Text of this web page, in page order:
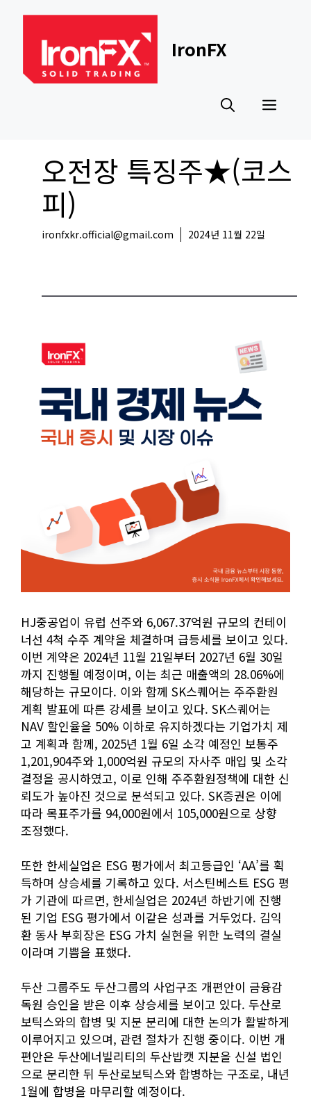
content
IronFX
오전장 특징주★(코스
피)
ironfxkr.official@gmail.com 2024년 11월 22일
HJ중공업이 유럽 선주와 6,067.37억원 규모의 컨테이
너선 4척 수주 계약을 체결하며 급등세를 보이고 있다.
이번 계약은 2024년 11월 21일부터 2027년 6월 30일
까지 진행될 예정이며, 이는 최근 매출액의 28.06%에
해당하는 규모이다. 이와 함께 SK스퀘어는 주주환원
계획 발표에 따른 강세를 보이고 있다. SK스퀘어는
NAV 할인율을 50% 이하로 유지하겠다는 기업가치 제
고 계획과 함께, 2025년 1월 6일 소각 예정인 보통주
1,201,904주와 1,000억원 규모의 자사주 매입 및 소각
결정을 공시하였고, 이로 인해 주주환원정책에 대한 신
뢰도가 높아진 것으로 분석되고 있다. SK증권은 이에
따라 목표주가를 94,000원에서 105,000원으로 상향
조정했다.
또한 한세실업은 ESG 평가에서 최고등급인 ‘AA’를 획
득하며 상승세를 기록하고 있다. 서스틴베스트 ESG 평
가 기관에 따르면, 한세실업은 2024년 하반기에 진행
된 기업 ESG 평가에서 이같은 성과를 거두었다. 김익
환 동사 부회장은 ESG 가치 실현을 위한 노력의 결실
이라며 기쁨을 표했다.
두산 그룹주도 두산그룹의 사업구조 개편안이 금융감
독원 승인을 받은 이후 상승세를 보이고 있다. 두산로
보틱스와의 합병 및 지분 분리에 대한 논의가 활발하게
이루어지고 있으며, 관련 절차가 진행 중이다. 이번 개
편안은 두산에너빌리티의 두산밥캣 지분을 신설 법인
으로 분리한 뒤 두산로보틱스와 합병하는 구조로, 내년
1월에 합병을 마무리할 예정이다.